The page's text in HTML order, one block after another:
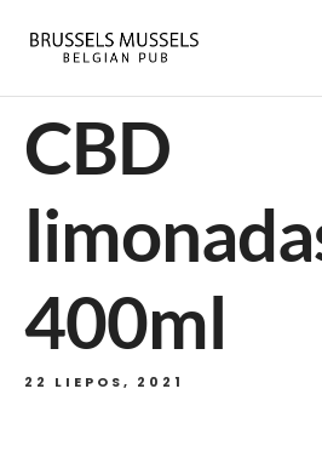
CBD
400ml
22 LIEPOS, 2021